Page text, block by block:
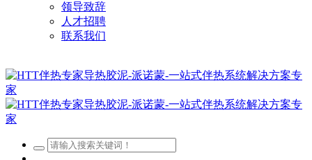
领导致辞
人才招聘
联系我们